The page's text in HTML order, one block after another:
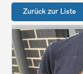
Zurück zur Liste